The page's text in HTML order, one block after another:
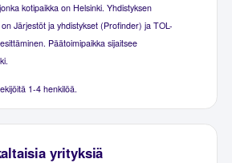
kotipaikka on Helsinki. Yhdistyksen
Järjestöt ja yhdistykset (Profinder) ja TOL-
Päätoimipaikka sijaitsee
1-4 henkilöä.
yrityksiä